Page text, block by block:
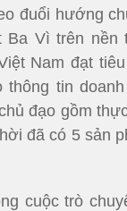
đuổi hướng
Vì trên nền
Nam đạt
thông tin
đạo gồm
đã có 5 sản
cuộc trò